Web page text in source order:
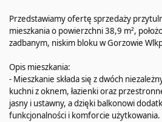
Przedstawiamy ofertę sprzedaży
mieszkania o powierzchni 38,9 m²,
zadbanym, niskim bloku w Gorzowie
Opis mieszkania:
- Mieszkanie składa się z dwóch
kuchni z oknem, łazienki oraz
jasny i ustawny, a dzięki balkonowi
funkcjonalności i komforcie użytkowania.